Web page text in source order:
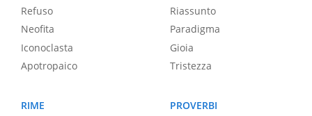
Refuso
Neofita
Iconoclasta
Apotropaico
Riassunto
Paradigma
Gioia
Tristezza
RIME
PROVERBI